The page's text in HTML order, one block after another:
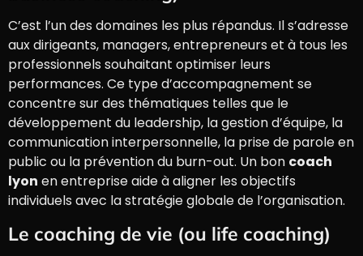
C’est l’un des domaines les plus répandus. Il s’adresse
aux dirigeants, managers, entrepreneurs et à tous les
professionnels souhaitant optimiser leurs
performances. Ce type d’accompagnement se
concentre sur des thématiques telles que le
développement du leadership, la gestion d’équipe, la
communication interpersonnelle, la prise de parole en
public ou la prévention du burn-out. Un bon coach
lyon en entreprise aide à aligner les objectifs
individuels avec la stratégie globale de l’organisation.
Le coaching de vie (ou life coaching)